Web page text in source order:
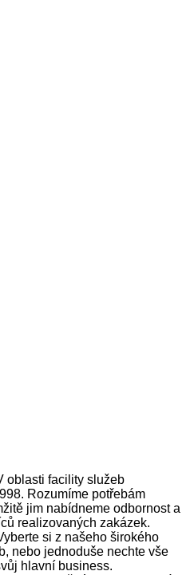
oblasti facility služeb
Rozumíme potřebám
jim nabídneme odbornost a
realizovaných zakázek.
si z našeho širokého
nebo jednoduše nechte vše
hlavní business.